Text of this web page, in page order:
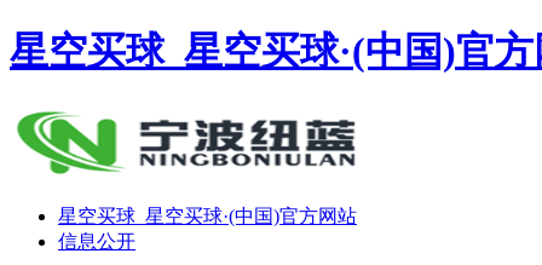
星空买球_星空买球·(中国)官
星空买球_星空买球·(中国)官方网站
信息公开